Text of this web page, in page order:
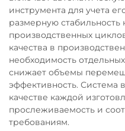
инструмента для учета
размерную
производственных
качества в
необходимость
снижает объемы
эффективность. Система
качестве каждой
прослеживаемость и
требованиям.